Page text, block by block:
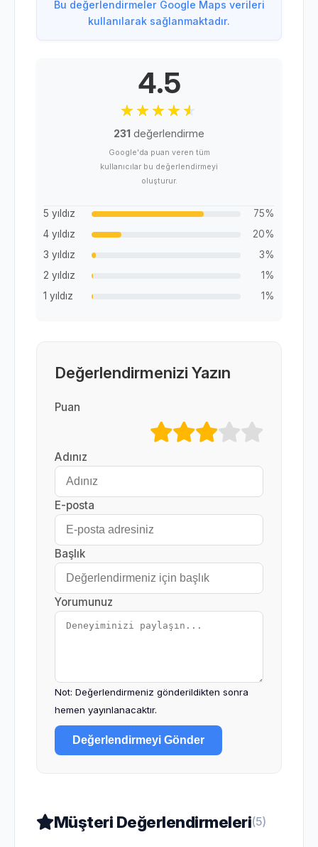
Bu değerlendirmeler Google Maps verileri
kullanılarak sağlanmaktadır.
4.5
231 değerlendirme
Google'da puan veren tüm
kullanıcılar bu değerlendirmeyi
oluşturur.
5 yıldız
75%
4 yıldız
20%
3 yıldız
3%
2 yıldız
1%
1 yıldız
1%
Değerlendirmenizi Yazın
Puan
Adınız
E-posta
Başlık
Yorumunuz
Not: Değerlendirmeniz gönderildikten sonra
hemen yayınlanacaktır.
Değerlendirmeyi Gönder
Müşteri Değerlendirmeleri(5)